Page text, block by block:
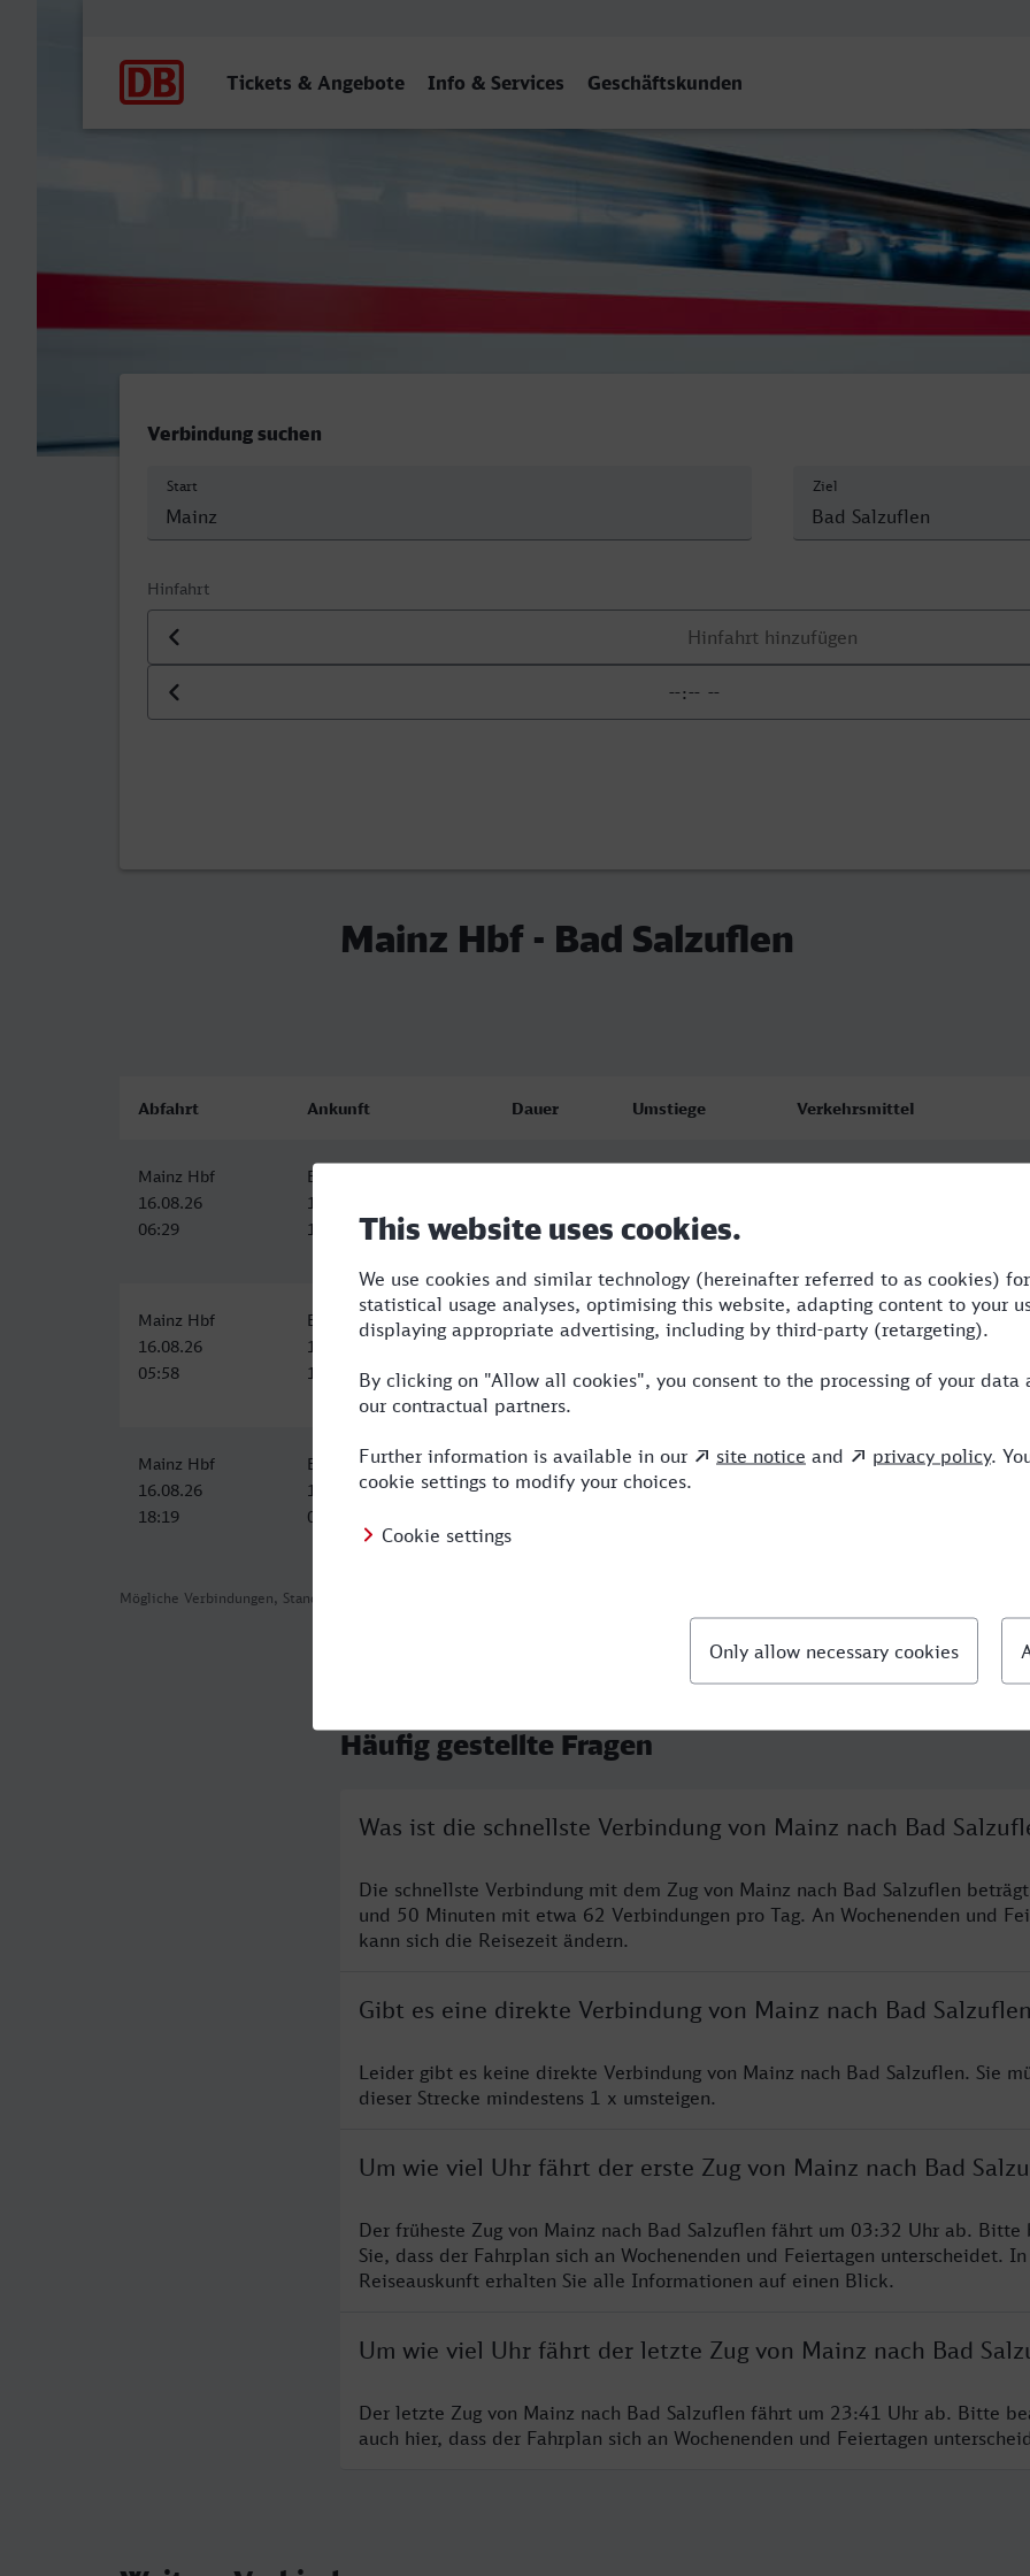
Tickets & Angebote Info & Services Geschäftskunden
Verbindung suchen
Start Ziel
Hinfahrt
Datum der Hinfahrt
Uhrzeit der Hinfahrt
Mainz Hbf - Bad Salzuflen
Mögliche Verbindungen, Stand: 2026-08-02 02:47
Abfahrt Ankunft Dauer Umstiege Verkehrsmittel
Mainz Hbf
16.08.26
06:29
Bad Salzuflen
16.08.26
11:19
Mainz Hbf
16.08.26
05:58
Bad Salzuflen
16.08.26
11:39
5:41 4 RB,VLX,RE,ERB,ICE
Mainz Hbf
16.08.26
18:19
Bad Salzuflen
17.08.26
05:16
10:57 3 ERB,ICE,NX
Häufig gestellte Fragen
Was ist die schnellste Verbindung von Mainz nach Bad
Die schnellste Verbindung mit dem Zug von Mainz nach Bad Salzuflen
und 50 Minuten mit etwa 62 Verbindungen pro Tag. An Wochenenden und
kann sich die Reisezeit ändern.
Gibt es eine direkte Verbindung von Mainz nach Bad
Leider gibt es keine direkte Verbindung von Mainz nach Bad Salzuflen. Sie
dieser Strecke mindestens 1 x umsteigen.
Um wie viel Uhr fährt der erste Zug von Mainz nach Bad
Der früheste Zug von Mainz nach Bad Salzuflen fährt um 03:32 Uhr ab. Bitte
Sie, dass der Fahrplan sich an Wochenenden und Feiertagen unterscheidet.
Reiseauskunft erhalten Sie alle Informationen auf einen Blick.
Um wie viel Uhr fährt der letzte Zug von Mainz nach Bad
Der letzte Zug von Mainz nach Bad Salzuflen fährt um 23:41 Uhr ab. Bitte
auch hier, dass der Fahrplan sich an Wochenenden und Feiertagen